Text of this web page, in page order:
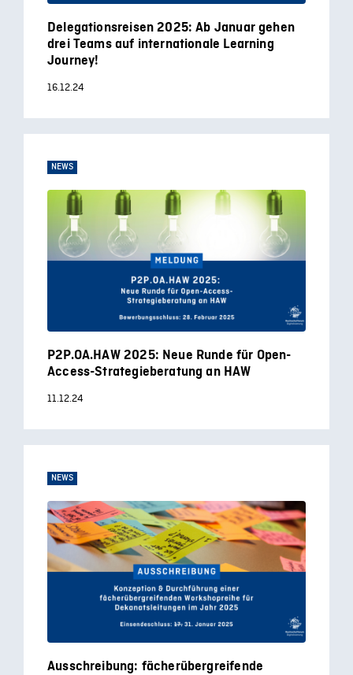
Delegationsreisen 2025: Ab Januar gehen
drei Teams auf internationale Learning
Journey!
16.12.24
NEWS
P2P.OA.HAW 2025: Neue Runde für Open-
Access-Strategieberatung an HAW
11.12.24
NEWS
Ausschreibung: fächerübergreifende